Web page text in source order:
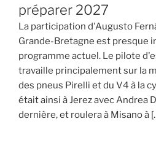
préparer 2027
La participation d'Augusto
Grande-Bretagne est presque
programme actuel. Le pilote
travaille principalement sur la
des pneus Pirelli et du V4 à la
était ainsi à Jerez avec Andrea
dernière, et roulera à Misano à